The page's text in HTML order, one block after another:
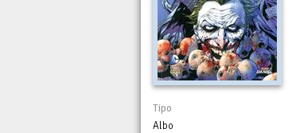
Tipo
Albo